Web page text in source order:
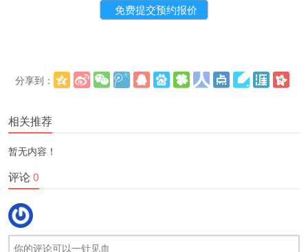
分享到：
相关推荐
暂无内容！
评论0